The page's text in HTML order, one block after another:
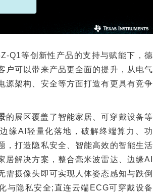
等创新性产品的支持与赋能下，德
户可以带来产品更全面的提升，从电气
源架构、安全等方面打造有更具有竞争
的展区覆盖了智能家居、可穿戴设备等
缘AI轻量化落地，破解终端算力、功
，打造隐私安全、智能高效的智能生活
居解决方案，整合毫米波雷达、边缘AI
需摄像头即可实现人体姿态感知与跌倒
与隐私安全;直连云端ECG可穿戴设备